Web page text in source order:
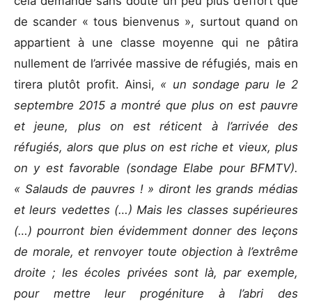
de scander « tous bienvenus », surtout quand on
appartient à une classe moyenne qui ne pâtira
nullement de l’arrivée massive de réfugiés, mais en
tirera plutôt profit. Ainsi, « un sondage paru le 2
septembre 2015 a montré que plus on est pauvre
et jeune, plus on est réticent à l’arrivée des
réfugiés, alors que plus on est riche et vieux, plus
on y est favorable (sondage Elabe pour BFMTV).
« Salauds de pauvres ! » diront les grands médias
et leurs vedettes (…) Mais les classes supérieures
(…) pourront bien évidemment donner des leçons
de morale, et renvoyer toute objection à l’extrême
droite ; les écoles privées sont là, par exemple,
pour mettre leur progéniture à l’abri des